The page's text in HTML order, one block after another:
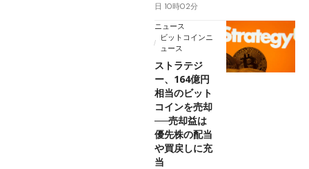
日 10時02分
ニュース
ビットコインニ
ュース
ストラテジ
ー、164億円
相当のビット
コインを売却
──売却益は
優先株の配当
や買戻しに充
当